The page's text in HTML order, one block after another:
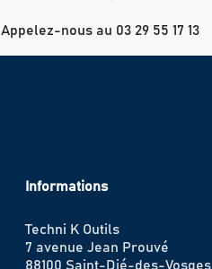
Appelez-nous au 03 29 55 17 13
Informations
Techni K Outils
7 avenue Jean Prouvé
88100 Saint-Dié-des-Vosges